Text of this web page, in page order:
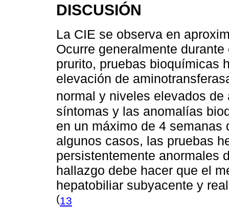
DISCUSIÓN
La CIE se observa en
Ocurre generalmente
prurito, pruebas bioquímicas
elevación de
normal y niveles elevados
síntomas y las anomalías
en un máximo de 4 semanas
algunos casos, las pruebas
persistentemente anormales
hallazgo debe hacer que el
hepatobiliar subyacente y
(13